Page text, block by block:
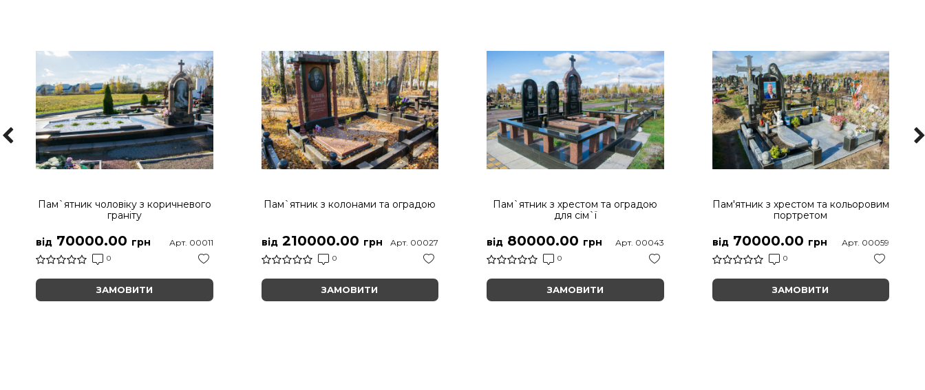
Пам`ятник чоловіку з коричневого
граніту
від 70000.00 грн
0
Арт. 00011
ЗАМОВИТИ
Пам`ятник з колонами та оградою
від210000.00 грн
0
Арт. 00027
ЗАМОВИТИ
Пам`ятник з хрестом та оградою
для сім`ї
від 80000.00 грн
0
Арт. 00043
ЗАМОВИТИ
Пам'ятник з хрестом та кольоровим
портретом
від70000.00 грн
0
Арт. 00059
ЗАМОВИТИ